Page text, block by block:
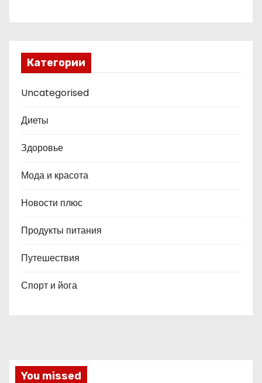
Категории
Uncategorised
Диеты
Здоровье
Мода и красота
Новости плюс
Продукты питания
Путешествия
Спорт и йога
You missed